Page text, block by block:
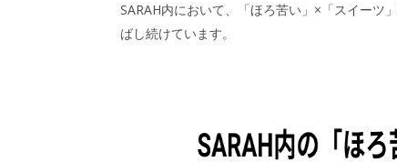
SARAH内において、「ほろ苦い」×「スイーツ
ばし続けています。